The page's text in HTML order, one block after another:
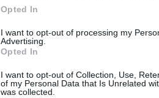
Opted In
I want to opt-out of processing my
Advertising.
Opted In
I want to opt-out of Collection, Use,
of my Personal Data that Is Unrelated
was collected.